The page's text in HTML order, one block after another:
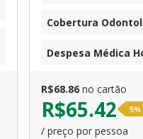
Cobertura
Despesa Médica
R$68.86 no cartão
R$65.42
/ preço por pessoa